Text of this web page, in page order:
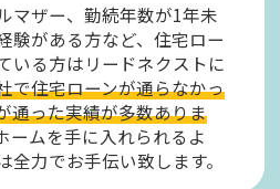
マザー、勤続年数が1年未
験がある方など、住宅ロー
いる方はリードネクストに
で住宅ローンが通らなかっ
通った実績が多数ありま
ームを手に入れられるよ
全力でお手伝い致します。